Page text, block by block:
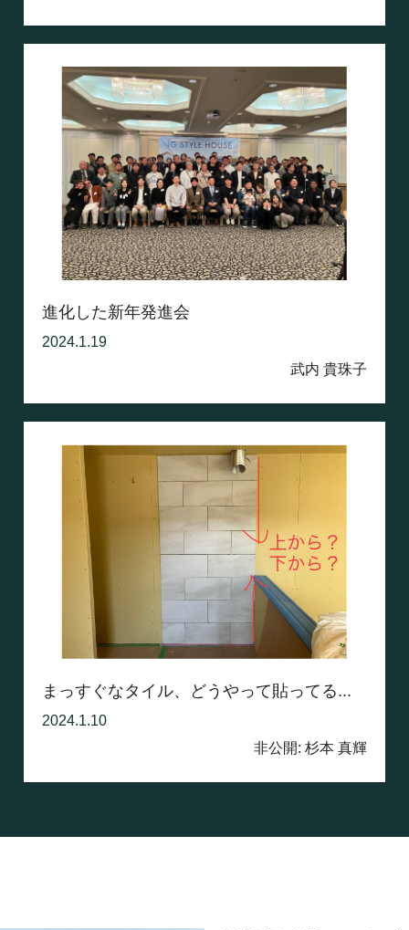
進化した新年発進会
2024.1.19
武内 貴珠子
まっすぐなタイル、どうやって貼ってる...
2024.1.10
非公開: 杉本 真輝